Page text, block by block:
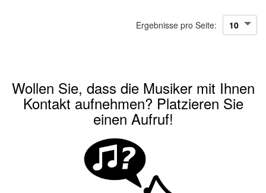
Ergebnisse pro Seite:
Wollen Sie, dass die Musiker mit Ihnen
Kontakt aufnehmen? Platzieren Sie
einen Aufruf!